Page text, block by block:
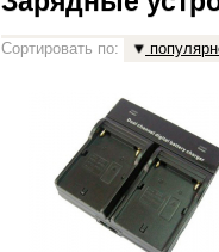
Сортировать по: